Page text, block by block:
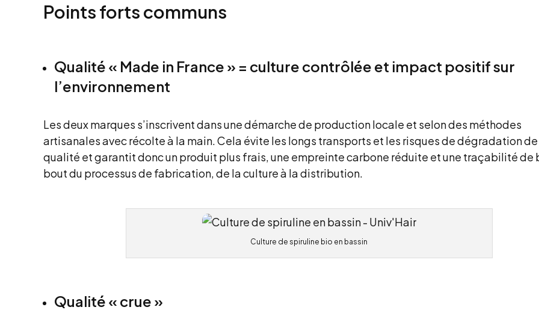
Points forts communs
Qualité « Made in France » = culture contrôlée et impact positif sur
l’environnement
Les deux marques s’inscrivent dans une démarche de production locale et selon des méthodes
artisanales avec récolte à la main. Cela évite les longs transports et les risques de dégradation
qualité et garantit donc un produit plus frais, une empreinte carbone réduite et une traçabilité de
bout du processus de fabrication, de la culture à la distribution.
Culture de spiruline bio en bassin
Qualité « crue »